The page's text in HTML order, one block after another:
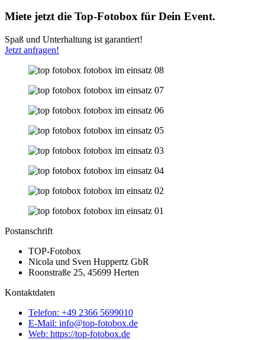
Miete jetzt die Top-Fotobox für Dein Event.
Spaß und Unterhaltung ist garantiert!
Jetzt anfragen!
Postanschrift
TOP-Fotobox
Nicola und Sven Huppertz GbR
Roonstraße 25, 45699 Herten
Kontaktdaten
Telefon: +49 2366 5699010
E-Mail: info@top-fotobox.de
Web: https://top-fotobox.de